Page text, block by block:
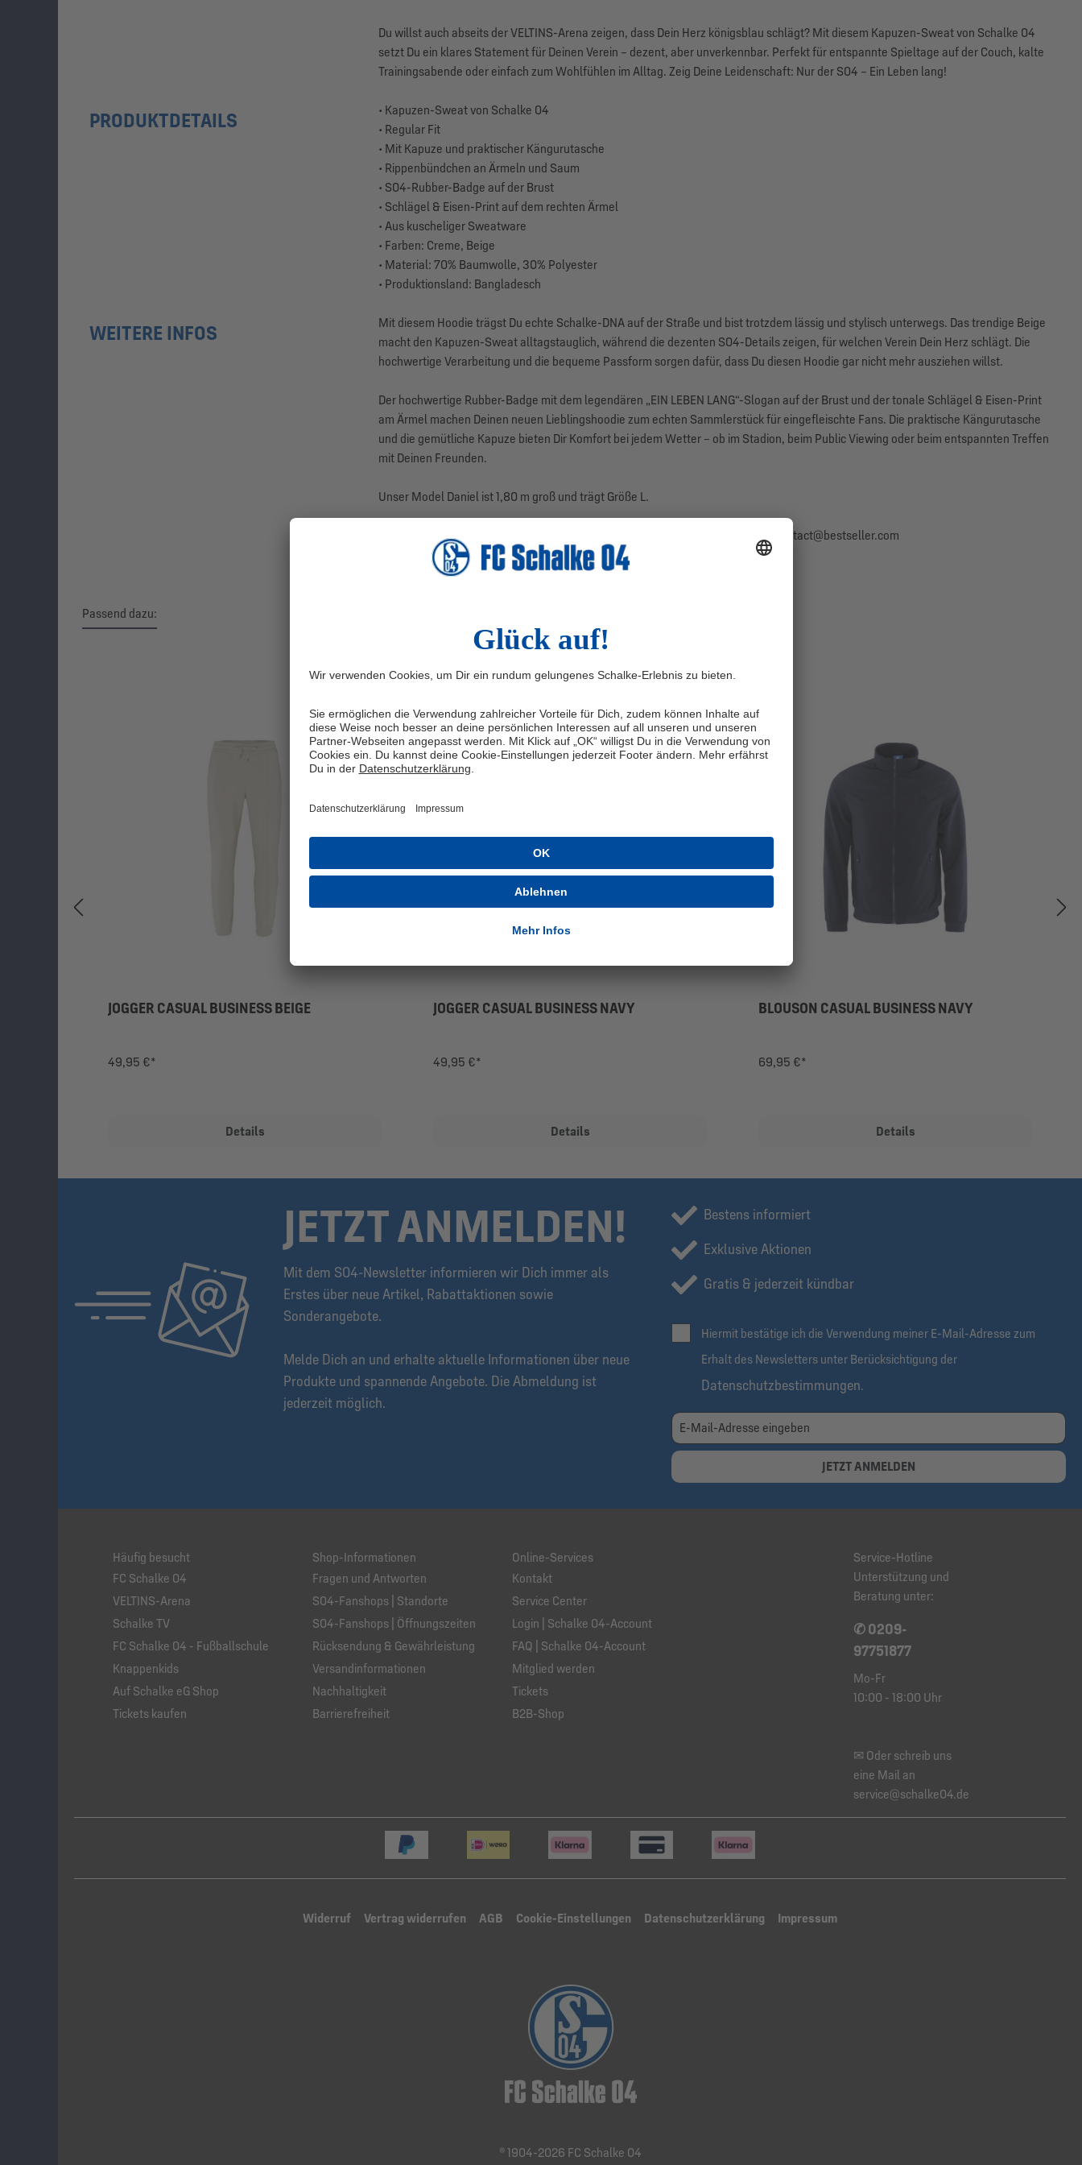
Du willst auch abseits der VELTINS-Arena zeigen, dass Dein Herz königsblau schlägt? Mit diesem Kapuzen-Sweat von Schalke 04
setzt Du ein klares Statement für Deinen Verein – dezent, aber unverkennbar. Perfekt für entspannte Spieltage auf der Couch, kalte
Trainingsabende oder einfach zum Wohlfühlen im Alltag. Zeig Deine Leidenschaft: Nur der S04 – Ein Leben lang!
PRODUKTDETAILS
• Kapuzen-Sweat von Schalke 04
• Regular Fit
• Mit Kapuze und praktischer Kängurutasche
• Rippenbündchen an Ärmeln und Saum
• S04-Rubber-Badge auf der Brust
• Schlägel & Eisen-Print auf dem rechten Ärmel
• Aus kuscheliger Sweatware
• Farben: Creme, Beige
• Material: 70% Baumwolle, 30% Polyester
• Produktionsland: Bangladesch
WEITERE INFOS
Mit diesem Hoodie trägst Du echte Schalke-DNA auf der Straße und bist trotzdem lässig und stylisch unterwegs. Das trendige Beige
macht den Kapuzen-Sweat alltagstauglich, während die dezenten S04-Details zeigen, für welchen Verein Dein Herz schlägt. Die
hochwertige Verarbeitung und die bequeme Passform sorgen dafür, dass Du diesen Hoodie gar nicht mehr ausziehen willst.
Der hochwertige Rubber-Badge mit dem legendären „EIN LEBEN LANG“-Slogan auf der Brust und der tonale Schlägel & Eisen-Print
am Ärmel machen Deinen neuen Lieblingshoodie zum echten Sammlerstück für eingefleischte Fans. Die praktische Kängurutasche
und die gemütliche Kapuze bieten Dir Komfort bei jedem Wetter – ob im Stadion, beim Public Viewing oder beim entspannten Treffen
mit Deinen Freunden.
Unser Model Daniel ist 1,80 m groß und trägt Größe L.
Herstellerangaben: Bestseller A/S, Fredsskovvej 5, 7330 Brande, Dänemark, contact@bestseller.com
Passend dazu:
JOGGER CASUAL BUSINESS BEIGE
49,95 €*
Details
JOGGER CASUAL BUSINESS NAVY
49,95 €*
Details
BLOUSON CASUAL BUSINESS NAVY
69,95 €*
Details
JETZT ANMELDEN!
Mit dem S04-Newsletter informieren wir Dich immer als
Erstes über neue Artikel, Rabattaktionen sowie
Sonderangebote.
Melde Dich an und erhalte aktuelle Informationen über neue
Produkte und spannende Angebote. Die Abmeldung ist
jederzeit möglich.
Bestens informiert
Exklusive Aktionen
Gratis & jederzeit kündbar
Hiermit bestätige ich die Verwendung meiner E-Mail-Adresse zum
Erhalt des Newsletters unter Berücksichtigung der
Datenschutzbestimmungen.
JETZT ANMELDEN
Häufig besucht
FC Schalke 04
VELTINS-Arena
Schalke TV
FC Schalke 04 - Fußballschule
Knappenkids
Auf Schalke eG Shop
Tickets kaufen
Shop-Informationen
Fragen und Antworten
S04-Fanshops | Standorte
S04-Fanshops | Öffnungszeiten
Rücksendung & Gewährleistung
Versandinformationen
Nachhaltigkeit
Barrierefreiheit
Online-Services
Kontakt
Service Center
Login | Schalke 04-Account
FAQ | Schalke 04-Account
Mitglied werden
Tickets
B2B-Shop
Service-Hotline
Unterstützung und
Beratung unter:
✆ 0209-
97751877
Mo-Fr
10:00 - 18:00 Uhr
✉ Oder schreib uns
eine Mail an
service@schalke04.de
Widerruf Vertrag widerrufen AGB Cookie-Einstellungen Datenschutzerklärung Impressum
® 1904-2026 FC Schalke 04